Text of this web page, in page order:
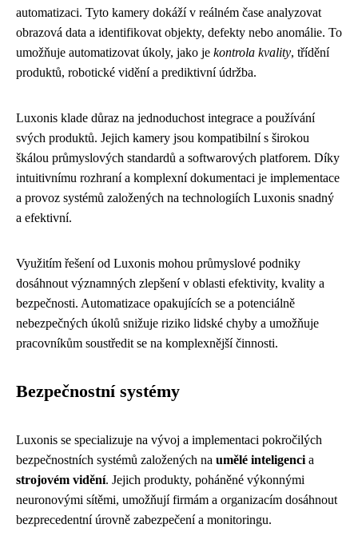
automatizaci. Tyto kamery dokáží v reálném čase analyzovat
obrazová data a identifikovat objekty, defekty nebo anomálie. To
umožňuje automatizovat úkoly, jako je kontrola kvality, třídění
produktů, robotické vidění a prediktivní údržba.
Luxonis klade důraz na jednoduchost integrace a používání
svých produktů. Jejich kamery jsou kompatibilní s širokou
škálou průmyslových standardů a softwarových platforem. Díky
intuitivnímu rozhraní a komplexní dokumentaci je implementace
a provoz systémů založených na technologiích Luxonis snadný
a efektivní.
Využitím řešení od Luxonis mohou průmyslové podniky
dosáhnout významných zlepšení v oblasti efektivity, kvality a
bezpečnosti. Automatizace opakujících se a potenciálně
nebezpečných úkolů snižuje riziko lidské chyby a umožňuje
pracovníkům soustředit se na komplexnější činnosti.
Bezpečnostní systémy
Luxonis se specializuje na vývoj a implementaci pokročilých
bezpečnostních systémů založených na umělé inteligenci a
strojovém vidění. Jejich produkty, poháněné výkonnými
neuronovými sítěmi, umožňují firmám a organizacím dosáhnout
bezprecedentní úrovně zabezpečení a monitoringu.